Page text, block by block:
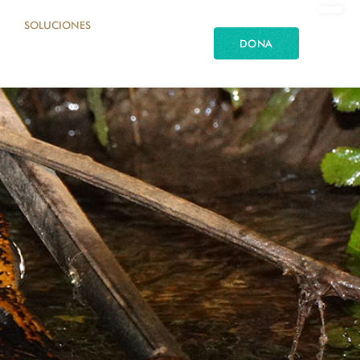
SOLUCIONES
DONA